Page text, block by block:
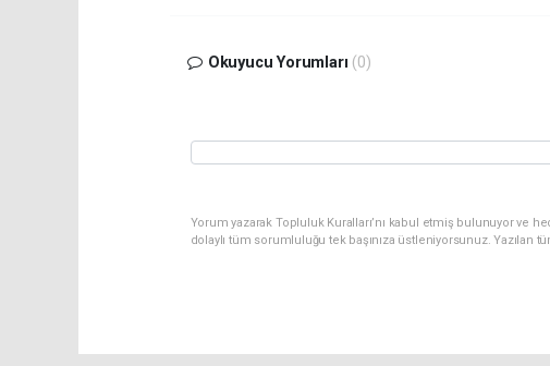
Okuyucu Yorumları (0)
Yorum yazarak Topluluk Kuralları’nı kabul etmiş bulunuyor ve
dolaylı tüm sorumluluğu tek başınıza üstleniyorsunuz.